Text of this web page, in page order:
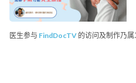
医生参与 FindDocTV 的访问及制作乃属